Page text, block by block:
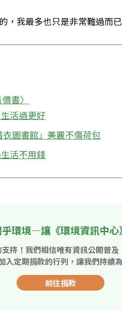
，我最多也只是非常難過而
書〉
活過更好
圖書館」美麗不傷荷包
活不用錢
環境—讓《環境資訊中心
支持！我們相信唯有資訊公開普
入定期捐款的行列，讓我們持續
前往捐款